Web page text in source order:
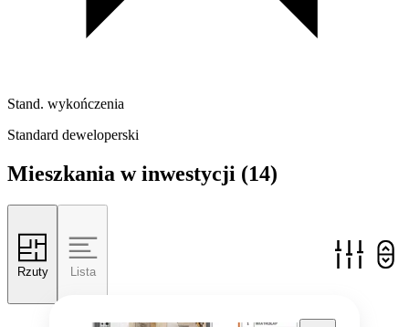
Stand. wykończenia
Standard deweloperski
Mieszkania w inwestycji (14)
Rzuty Lista